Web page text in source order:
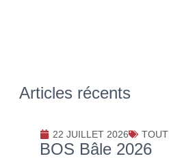
Articles récents
22 JUILLET 2026 TOUT
BOS Bâle 2026